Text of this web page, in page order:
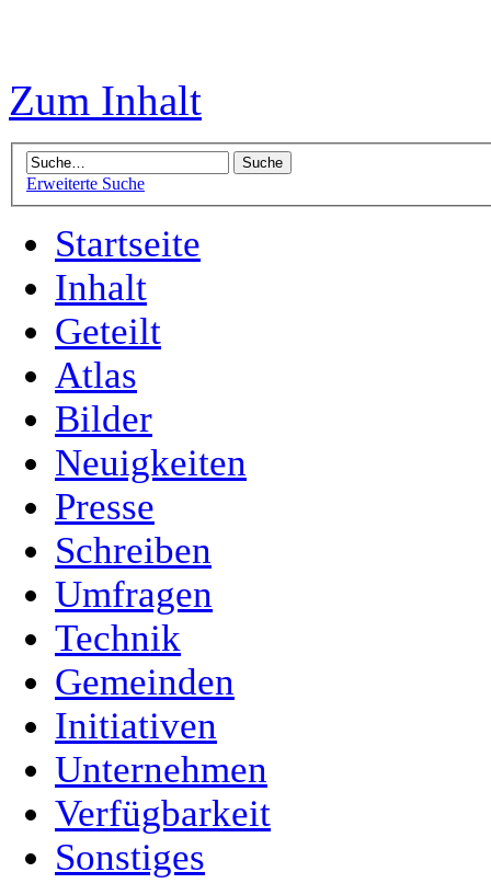
Zum Inhalt
Erweiterte Suche
Startseite
Inhalt
Geteilt
Atlas
Bilder
Neuigkeiten
Presse
Schreiben
Umfragen
Technik
Gemeinden
Initiativen
Unternehmen
Verfügbarkeit
Sonstiges